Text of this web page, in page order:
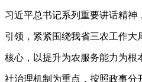
习近平总书记系列重要讲话精神
引领，紧紧围绕我省三农工作大
核心，以提升为农服务能力为根
社治理机制为重点，按照政事分